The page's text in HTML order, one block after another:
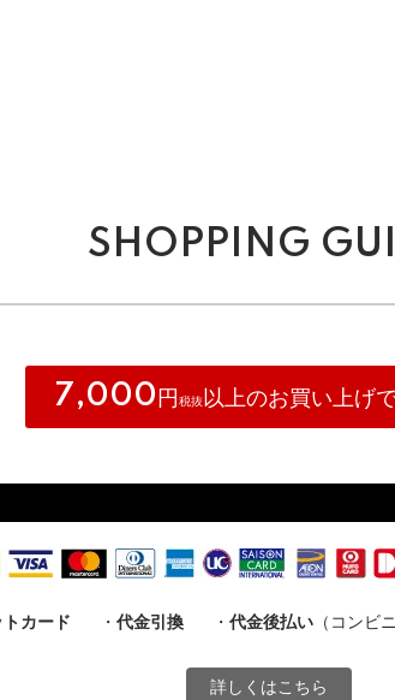
SHOPPING
7,000 円 税抜以上のお買い上げ
カード ・ 代金引換 ・ 代金後払い（コンビ
詳しくはこちら